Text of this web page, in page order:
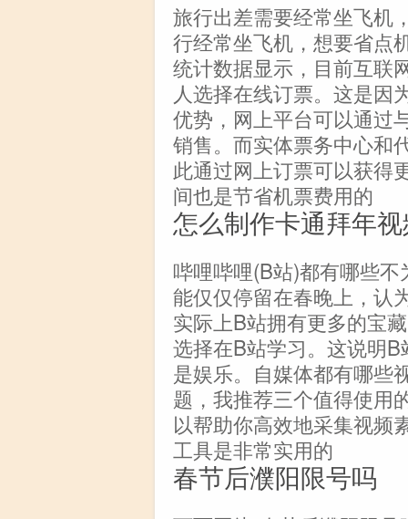
旅行出差需要经常坐飞机
行经常坐飞机，想要省点
统计数据显示，目前互联
人选择在线订票。这是因
优势，网上平台可以通过
销售。而实体票务中心和
此通过网上订票可以获得
间也是节省机票费用的
怎么制作卡通拜年
哔哩哔哩(B站)都有哪些
能仅仅停留在春晚上，认
实际上B站拥有更多的宝
选择在B站学习。这说明
是娱乐。自媒体都有哪些
题，我推荐三个值得使用
以帮助你高效地采集视频
工具是非常实用的
春节后濮阳限号吗